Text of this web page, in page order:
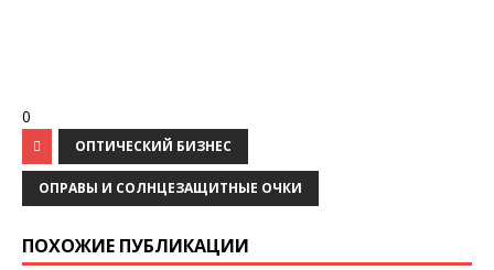
0
ОПТИЧЕСКИЙ БИЗНЕС
ОПРАВЫ И СОЛНЦЕЗАЩИТНЫЕ ОЧКИ
ПОХОЖИЕ ПУБЛИКАЦИИ